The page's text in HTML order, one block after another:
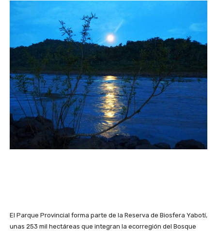
El Parque Provincial forma parte de la Reserva de Biosfera Yabotí,
unas 253 mil hectáreas que integran la ecorregión del Bosque